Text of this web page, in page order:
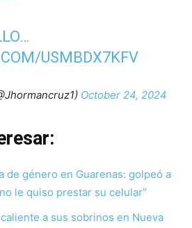
USMBDX7KFV
October 24, 2024
de género en Guarenas: golpeó a
le quiso prestar su celular”
a sus sobrinos en Nueva